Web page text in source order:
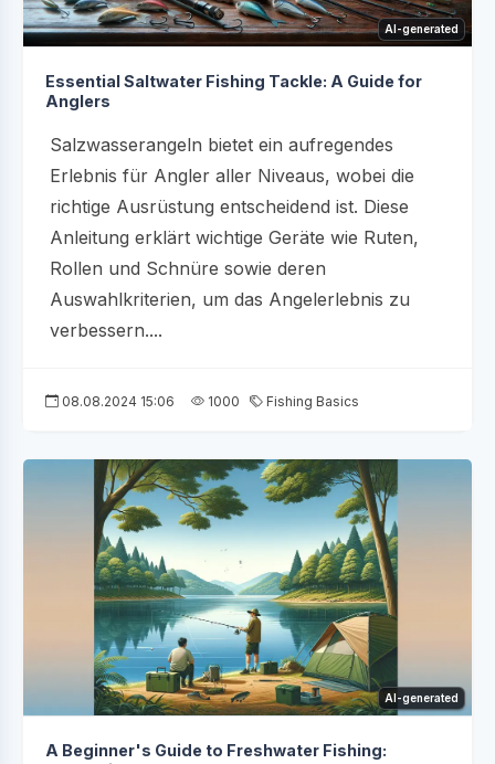
AI-generated
Essential Saltwater Fishing Tackle: A Guide for
Anglers
Salzwasserangeln bietet ein aufregendes
Erlebnis für Angler aller Niveaus, wobei die
richtige Ausrüstung entscheidend ist. Diese
Anleitung erklärt wichtige Geräte wie Ruten,
Rollen und Schnüre sowie deren
Auswahlkriterien, um das Angelerlebnis zu
verbessern....
08.08.2024 15:06 1000 Fishing Basics
AI-generated
A Beginner's Guide to Freshwater Fishing: